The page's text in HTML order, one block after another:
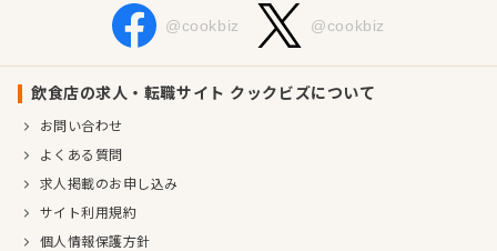
@cookbiz @cookbiz
飲食店の求人・転職サイト クックビズについて
お問い合わせ
よくある質問
求人掲載のお申し込み
サイト利用規約
個人情報保護方針